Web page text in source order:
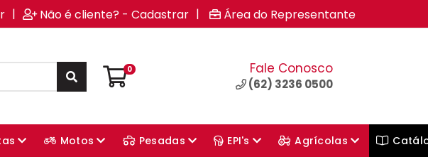
| Não é cliente? - Cadastrar | Área do Representante
0 Fale Conosco
(62) 3236 0500
Motos Pesadas EPI's Agrícolas